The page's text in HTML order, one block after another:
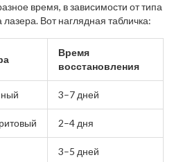
время особенно уязвима, и
солярий или агрессивная
время, в зависимости от типа
Вот наглядная табличка:
Время
восстановления
3–7 дней
2–4 дня
3–5 дней